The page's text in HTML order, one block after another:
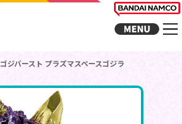
ゴジバースト プラズマスペースゴジラ